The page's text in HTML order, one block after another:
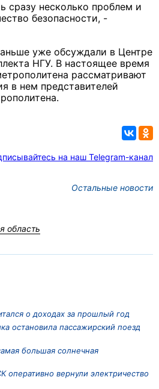
сразу несколько проблем и
безопасности, -
уже обсуждали в Центре
НГУ. В настоящее время
рассматривают
в нем представителей
на наш Telegram-канал
Остальные новости
область
о доходах за прошлый год
остановила пассажирский поезд
большая солнечная
вернули электричество